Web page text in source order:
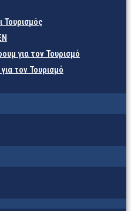
για τον Τουρισμό
τον Τουρισμό